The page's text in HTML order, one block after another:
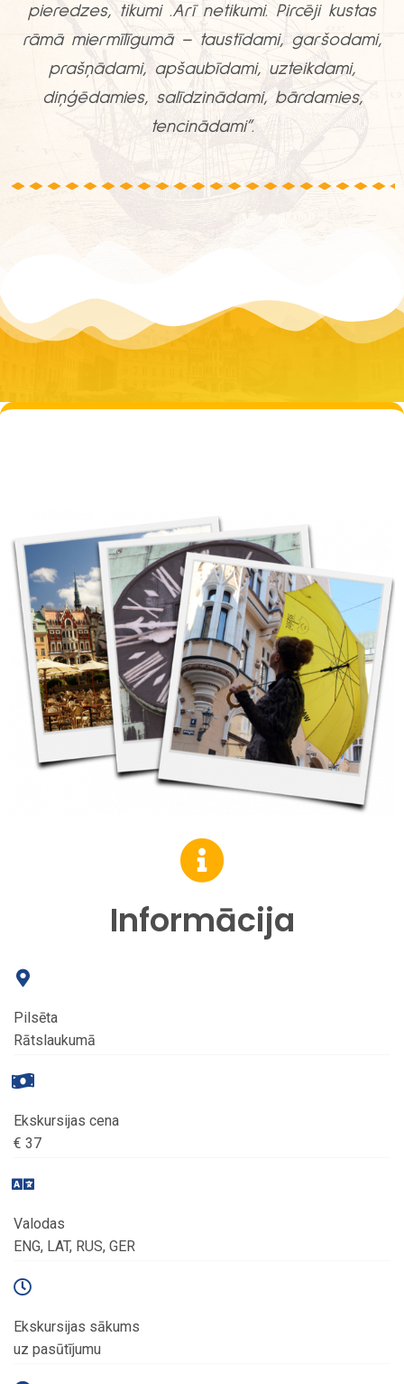
pieredzes, tikumi .Arī netikumi. Pircēji kustas
rāmā miermīlīgumā – taustīdami, garšodami,
prašņādami, apšaubīdami, uzteikdami,
diņģēdamies, salīdzinādami, bārdamies,
tencinādami”.
Informācija
Pilsēta
Rātslaukumā
Ekskursijas cena
€ 37
Valodas
ENG, LAT, RUS, GER
Ekskursijas sākums
uz pasūtījumu